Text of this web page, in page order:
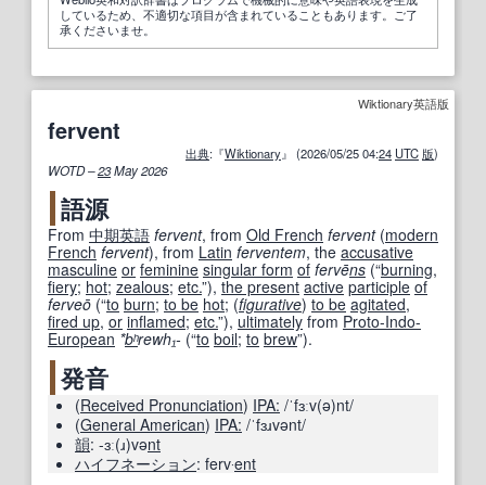
しているため、不適切な項目が含まれていることもあります。ご了
承くださいませ。
Wiktionary英語版
fervent
出典:『Wiktionary』 (2026/05/25 04:24 UTC 版)
WOTD –23May 2026
語源
From 中期英語 fervent, from Old French fervent(modern
French fervent), from Latin ferventem, the accusative
masculine or feminine singular form of fervēns (“burning,
fiery; hot; zealous; etc.”), the present active participle of
ferveō (“to burn; to be hot; (figurative) to be agitated,
fired up, or inflamed; etc.”), ultimately from Proto-Indo-
European *bʰrewh₁- (“to boil; to brew”).
発音
(Received Pronunciation) IPA: /ˈfɜːv(ə)nt/
(General American) IPA: /ˈfɜɹvənt/
韻: -ɜː(ɹ)vənt
ハイフネーション: ferv‧ent